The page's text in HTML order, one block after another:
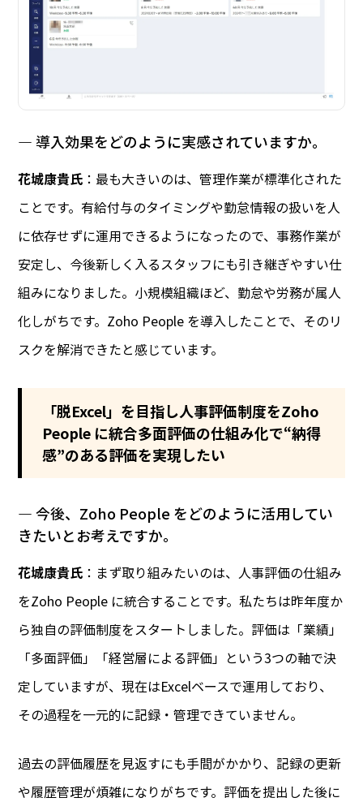
― 導入効果をどのように実感されていますか。
花城康貴氏 ：最も大きいのは、管理作業が標準化された
ことです。有給付与のタイミングや勤怠情報の扱いを人
に依存せずに運用できるようになったので、事務作業が
安定し、今後新しく入るスタッフにも引き継ぎやすい仕
組みになりました。小規模組織ほど、勤怠や労務が属人
化しがちです。Zoho People を導入したことで、そのリ
スクを解消できたと感じています。
「脱Excel」を目指し人事評価制度をZoho
People に統合多面評価の仕組み化で“納得
感”のある評価を実現したい
― 今後、Zoho People をどのように活用してい
きたいとお考えですか。
花城康貴氏 ：まず取り組みたいのは、人事評価の仕組み
をZoho People に統合することです。私たちは昨年度か
ら独自の評価制度をスタートしました。評価は「業績」
「多面評価」「経営層による評価」という3つの軸で決
定していますが、現在はExcelベースで運用しており、
その過程を一元的に記録・管理できていません。
過去の評価履歴を見返すにも手間がかかり、記録の更新
や履歴管理が煩雑になりがちです。評価を提出した後に